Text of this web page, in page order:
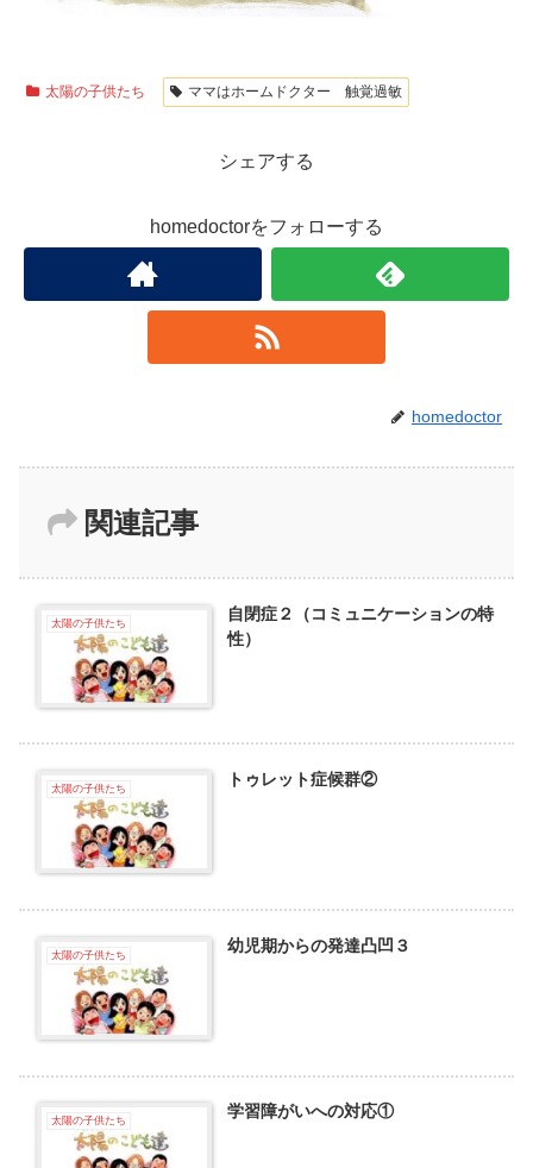
太陽の子供たち ママはホームドクター 触覚過敏
シェアする
homedoctorをフォローする
homedoctor
関連記事
太陽の子供たち
自閉症２（コミュニケーションの特
性）
太陽の子供たち トゥレット症候群②
太陽の子供たち 幼児期からの発達凸凹３
太陽の子供たち 学習障がいへの対応①